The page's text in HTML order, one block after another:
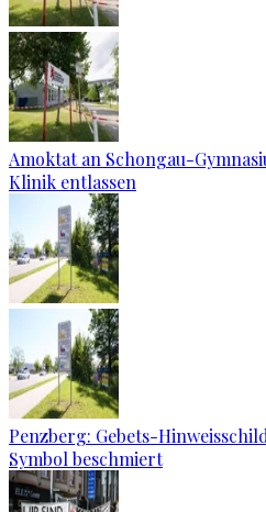
Amoktat an Schongau-
Klinik entlassen
Penzberg: Gebets-
Symbol beschmiert